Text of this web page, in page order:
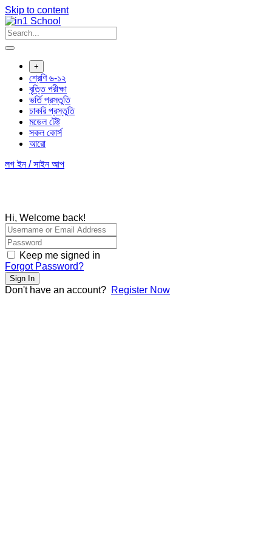
Skip to content
+
শ্রেণি ৬-১২
বৃত্তি পরীক্ষা
ভর্তি প্রস্তুতি
চাকরি প্রস্তুতি
মডেল টেষ্ট
সকল কোর্স
আরো
লগ ইন / সাইন আপ
Hi, Welcome back!
Keep me signed in
Forgot Password?
Sign In
Don't have an account? Register Now